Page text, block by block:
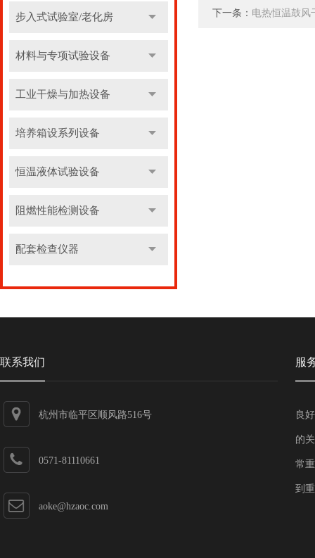
步入式试验室/老化房
材料与专项试验设备
工业干燥与加热设备
培养箱设系列设备
恒温液体试验设备
阻燃性能检测设备
配套检查仪器
下一条： 电热恒温鼓风
联系我们
杭州市临平区顺风路516号
0571-81110661
aoke@hzaoc.com
服
良
的
常
到